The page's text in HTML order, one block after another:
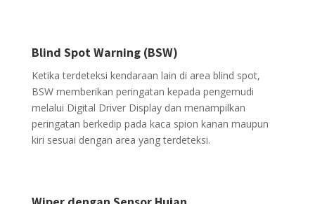
Blind Spot Warning (BSW)
Ketika terdeteksi kendaraan lain di area blind spot,
BSW memberikan peringatan kepada pengemudi
melalui Digital Driver Display dan menampilkan
peringatan berkedip pada kaca spion kanan maupun
kiri sesuai dengan area yang terdeteksi.